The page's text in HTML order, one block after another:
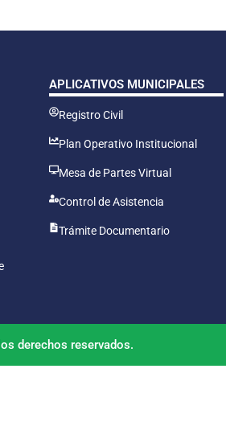
APLICATIVOS MUNICIPALES
Registro Civil
Plan Operativo Institucional
Mesa de Partes Virtual
Control de Asistencia
Trámite Documentario
derechos reservados.